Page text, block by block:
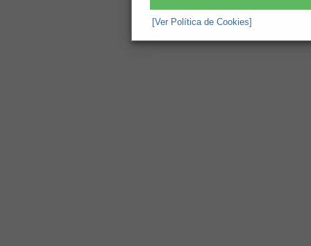
[Ver Política de Cookies]